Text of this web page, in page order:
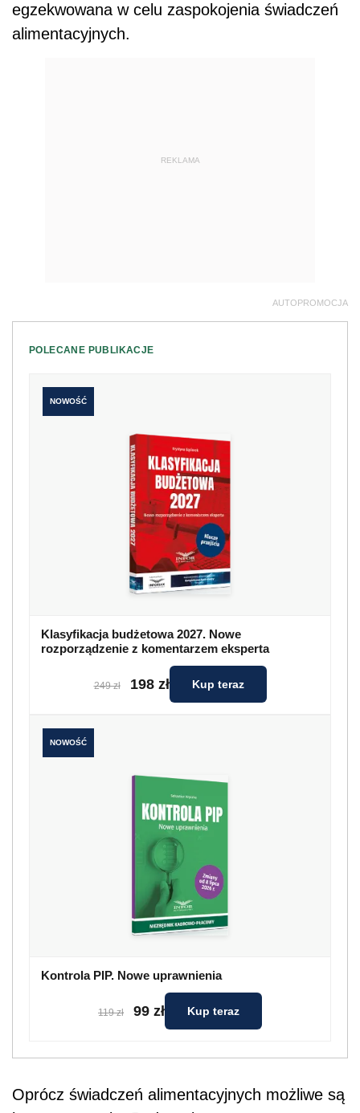
egzekwowana w celu zaspokojenia świadczeń
alimentacyjnych.
REKLAMA
AUTOPROMOCJA
POLECANE PUBLIKACJE
NOWOŚĆ
Klasyfikacja budżetowa 2027. Nowe
rozporządzenie z komentarzem eksperta
249 zł 198 zł Kup teraz
NOWOŚĆ
Kontrola PIP. Nowe uprawnienia
119 zł 99 zł Kup teraz
Oprócz świadczeń alimentacyjnych możliwe są